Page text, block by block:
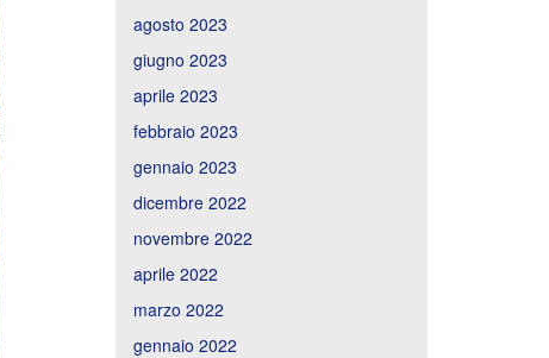
agosto 2023
giugno 2023
aprile 2023
febbraio 2023
gennaio 2023
dicembre 2022
novembre 2022
aprile 2022
marzo 2022
gennaio 2022